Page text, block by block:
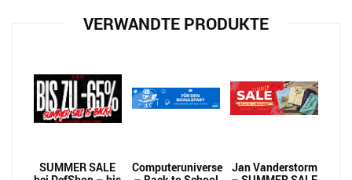
VERWANDTE PRODUKTE
SUMMER SALE
Computeruniverse
Jan Vanderstorm